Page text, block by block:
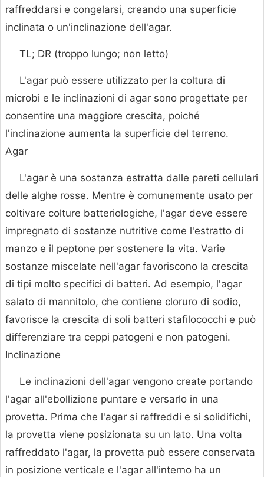
raffreddarsi e congelarsi, creando una superficie
inclinata o un'inclinazione dell'agar.
TL; DR (troppo lungo; non letto)
L'agar può essere utilizzato per la coltura di
microbi e le inclinazioni di agar sono progettate per
consentire una maggiore crescita, poiché
l'inclinazione aumenta la superficie del terreno.
Agar
L'agar è una sostanza estratta dalle pareti cellulari
delle alghe rosse. Mentre è comunemente usato per
coltivare colture batteriologiche, l'agar deve essere
impregnato di sostanze nutritive come l'estratto di
manzo e il peptone per sostenere la vita. Varie
sostanze miscelate nell'agar favoriscono la crescita
di tipi molto specifici di batteri. Ad esempio, l'agar
salato di mannitolo, che contiene cloruro di sodio,
favorisce la crescita di soli batteri stafilococchi e può
differenziare tra ceppi patogeni e non patogeni.
Inclinazione
Le inclinazioni dell'agar vengono create portando
l'agar all'ebollizione puntare e versarlo in una
provetta. Prima che l'agar si raffreddi e si solidifichi,
la provetta viene posizionata su un lato. Una volta
raffreddato l'agar, la provetta può essere conservata
in posizione verticale e l'agar all'interno ha un